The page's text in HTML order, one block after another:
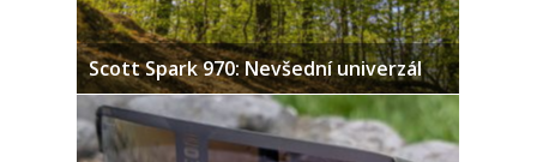
Scott Spark 970: Nevšední univerzál